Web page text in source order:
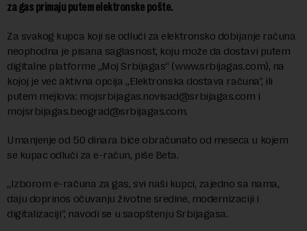
za gas primaju putem elektronske pošte.
Za svakog kupca koji se odluči za elektronsko dobijanje računa
neophodna je pisana saglasnost, koju može da dostavi putem
digitalne platforme „Moj Srbijagas“ (www.srbijagas.com), na
kojoj je već aktivna opcija „Elektronska dostava računa“, ili
putem mejlova: mojsrbijagas.novisad@srbijagas.com i
mojsrbijagas.beograd@srbijagas.com.
Umanjenje od 50 dinara biće obračunato od meseca u kojem
se kupac odluči za e-račun, piše Beta.
„Izborom e-računa za gas, svi naši kupci, zajedno sa nama,
daju doprinos očuvanju životne sredine, modernizaciji i
digitalizaciji“, navodi se u saopštenju Srbijagasa.